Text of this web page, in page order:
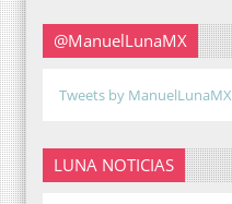
@ManuelLunaMX
Tweets by ManuelLunaMX
LUNA NOTICIAS